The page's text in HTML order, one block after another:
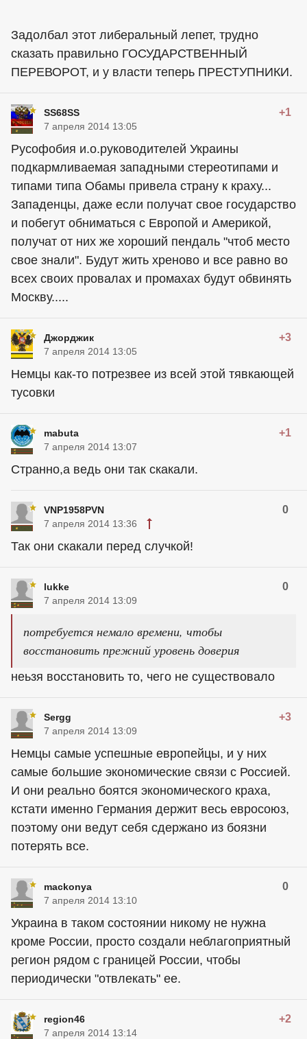
Задолбал этот либеральный лепет, трудно
сказать правильно ГОСУДАРСТВЕННЫЙ
ПЕРЕВОРОТ, и у власти теперь ПРЕСТУПНИКИ.
SS68SS +1
7 апреля 2014 13:05
Русофобия и.о.руководителей Украины
подкармливаемая западными стереотипами и
типами типа Обамы привела страну к краху...
Западенцы, даже если получат свое государство
и побегут обниматься с Европой и Америкой,
получат от них же хороший пендаль "чтоб место
свое знали". Будут жить хреново и все равно во
всех своих провалах и промахах будут обвинять
Москву.....
Джорджик +3
7 апреля 2014 13:05
Немцы как-то потрезвее из всей этой тявкающей
тусовки
mabuta +1
7 апреля 2014 13:07
Странно,а ведь они так скакали.
VNP1958PVN 0
7 апреля 2014 13:36
Так они скакали перед случкой!
lukke 0
7 апреля 2014 13:09
потребуется немало времени, чтобы
восстановить прежний уровень доверия
неьзя восстановить то, чего не существовало
Sergg +3
7 апреля 2014 13:09
Немцы самые успешные европейцы, и у них
самые большие экономические связи с Россией.
И они реально боятся экономического краха,
кстати именно Германия держит весь евросоюз,
поэтому они ведут себя сдержано из боязни
потерять все.
mackonya 0
7 апреля 2014 13:10
Украина в таком состоянии никому не нужна
кроме России, просто создали неблагоприятный
регион рядом с границей России, чтобы
периодически "отвлекать" ее.
region46 +2
7 апреля 2014 13:14